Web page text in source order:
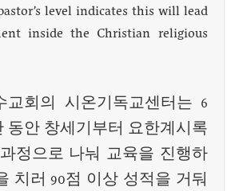
level indicates this will lead
inside the Christian religious
교회의 시온기독교센터는 6
동안 창세기부터 요한계시록
과정으로 나눠 교육을 진행하
치러 90점 이상 성적을 거둬